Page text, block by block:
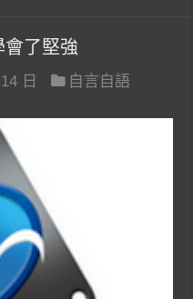
會了堅強
日
自言自語